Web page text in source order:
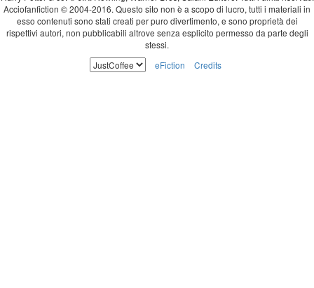
Acciofanfiction © 2004-2016. Questo sito non è a scopo di lucro, tutti i materiali in
esso contenuti sono stati creati per puro divertimento, e sono proprietà dei
rispettivi autori, non pubblicabili altrove senza esplicito permesso da parte degli
stessi.
eFiction
Credits